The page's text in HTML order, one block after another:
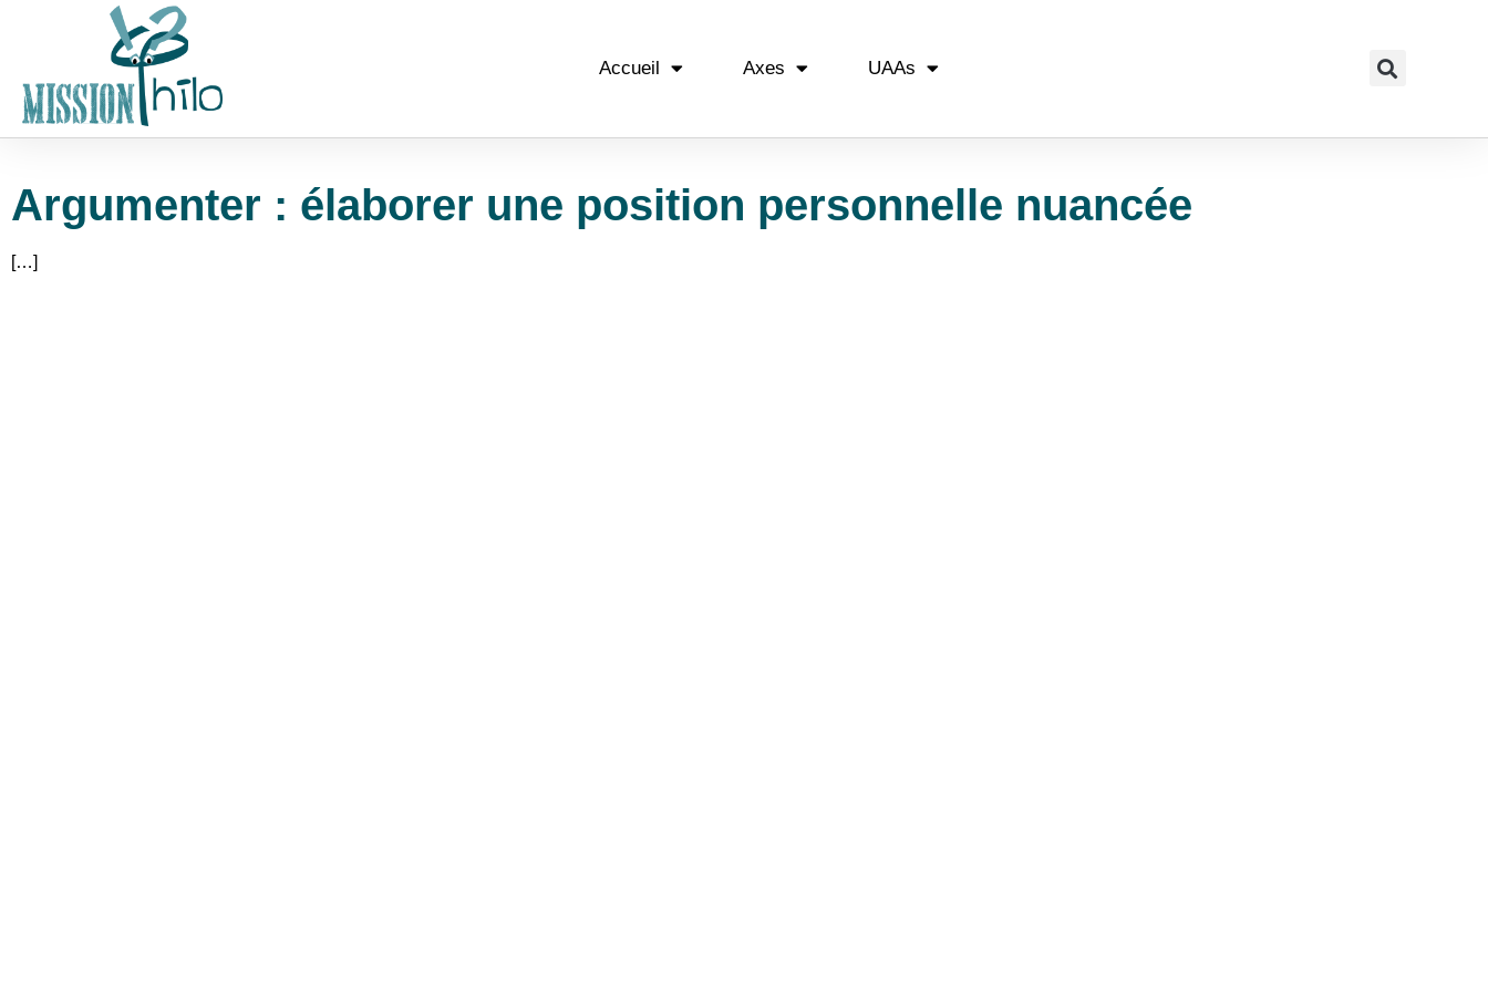
Accueil Axes UAAs
Argumenter : élaborer une position personnelle nuancée
[…]